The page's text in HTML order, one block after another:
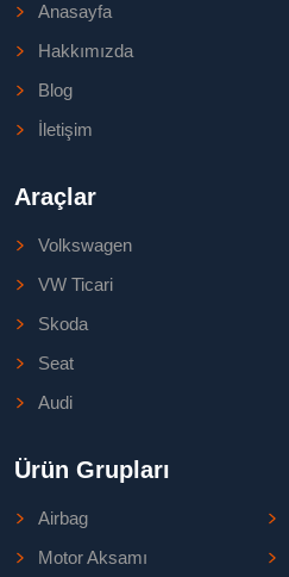
Anasayfa
Hakkımızda
Blog
İletişim
Araçlar
Volkswagen
VW Ticari
Skoda
Seat
Audi
Ürün Grupları
Airbag
Motor Aksamı